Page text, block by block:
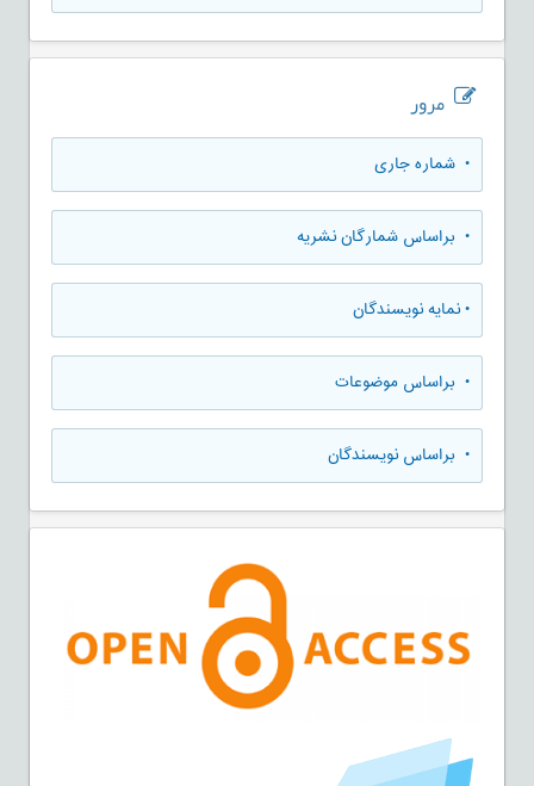
مرور
• شماره جاری
• براساس شمارگان نشریه
•نمایه نویسندگان
• براساس موضوعات
• براساس نویسندگان